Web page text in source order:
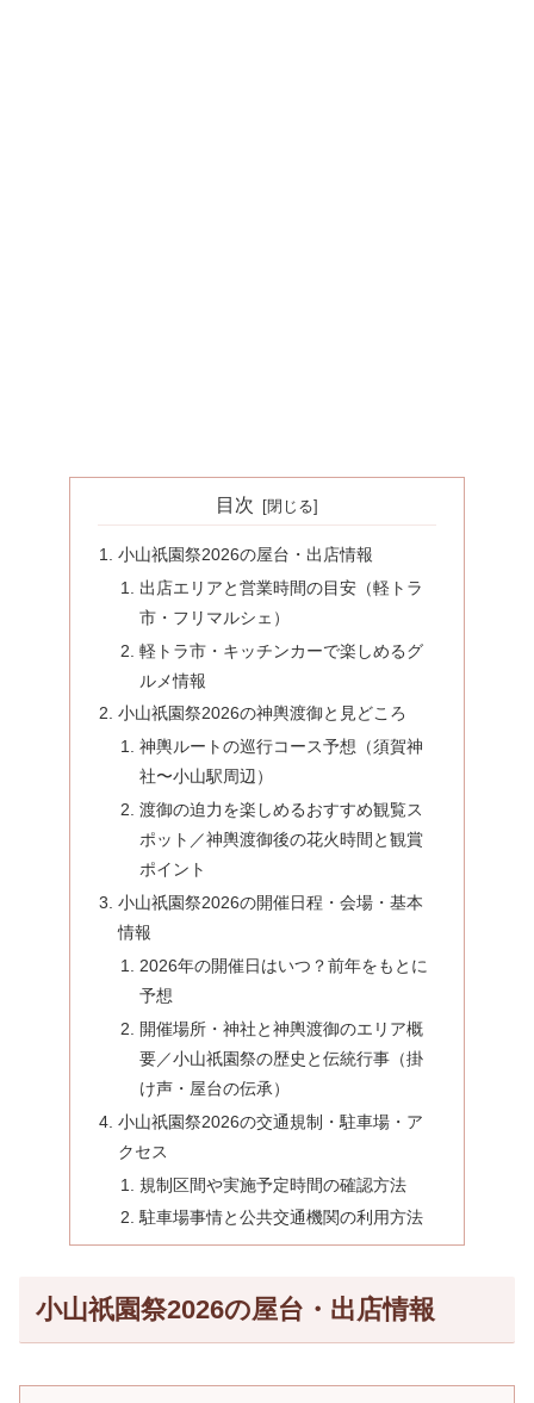
目次
小山祇園祭2026の屋台・出店情報
出店エリアと営業時間の目安（軽トラ
市・フリマルシェ）
軽トラ市・キッチンカーで楽しめるグ
ルメ情報
小山祇園祭2026の神輿渡御と見どころ
神輿ルートの巡行コース予想（須賀神
社〜小山駅周辺）
渡御の迫力を楽しめるおすすめ観覧ス
ポット／神輿渡御後の花火時間と観賞
ポイント
小山祇園祭2026の開催日程・会場・基本
情報
2026年の開催日はいつ？前年をもとに
予想
開催場所・神社と神輿渡御のエリア概
要／小山祇園祭の歴史と伝統行事（掛
け声・屋台の伝承）
小山祇園祭2026の交通規制・駐車場・ア
クセス
規制区間や実施予定時間の確認方法
駐車場事情と公共交通機関の利用方法
小山祇園祭2026の屋台・出店情報